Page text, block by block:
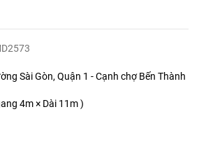
Sài Gòn, Quận 1 - Cạnh chợ Bến Thành
4m × Dài 11m )